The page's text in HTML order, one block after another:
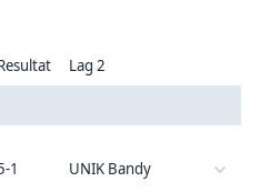
Lag 2
1 UNIK Bandy